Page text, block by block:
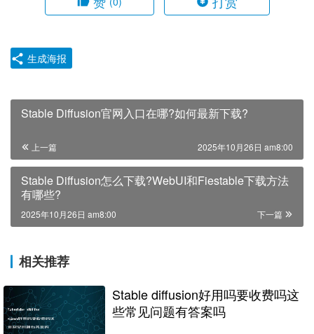
生成海报
Stable Diffusion官网入口在哪?如何最新下载?
上一篇 2025年10月26日 am8:00
Stable Diffusion怎么下载?WebUI和Fiestable下载方法
有哪些?
下一篇
2025年10月26日 am8:00
相关推荐
Stable diffusion好用吗要收费吗这
些常见问题有答案吗